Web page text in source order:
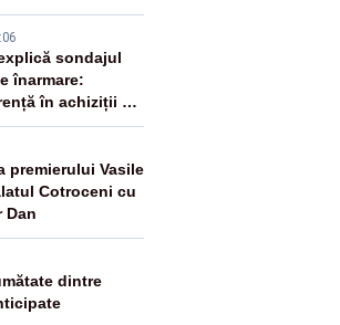
sondajul
înarmare:
în achiziții și
externi
premierului Vasile
Cotroceni cu
Dan
dintre